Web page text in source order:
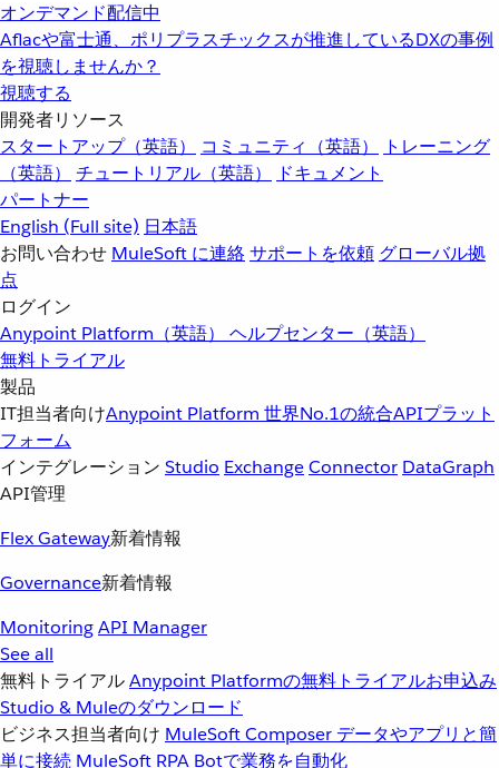
オンデマンド配信中
Aflacや富士通、ポリプラスチックスが推進しているDXの事例
を視聴しませんか？
視聴する
開発者リソース
スタートアップ（英語）
コミュニティ（英語）
トレーニング
（英語）
チュートリアル（英語）
ドキュメント
パートナー
English (Full site) 日本語
お問い合わせ MuleSoft に連絡サポートを依頼 グローバル拠
点
ログイン
Anypoint Platform（英語） ヘルプセンター（英語）
無料トライアル
製品
IT担当者向けAnypoint Platform 世界No.1の統合APIプラット
フォーム
インテグレーション Studio ExchangeConnector DataGraph
API管理
Flex Gateway新着情報
Governance新着情報
MonitoringAPI Manager
See all
無料トライアルAnypoint Platformの無料トライアルお申込み
Studio & Muleのダウンロード
ビジネス担当者向け MuleSoft Composer データやアプリと簡
単に接続 MuleSoft RPA Botで業務を自動化